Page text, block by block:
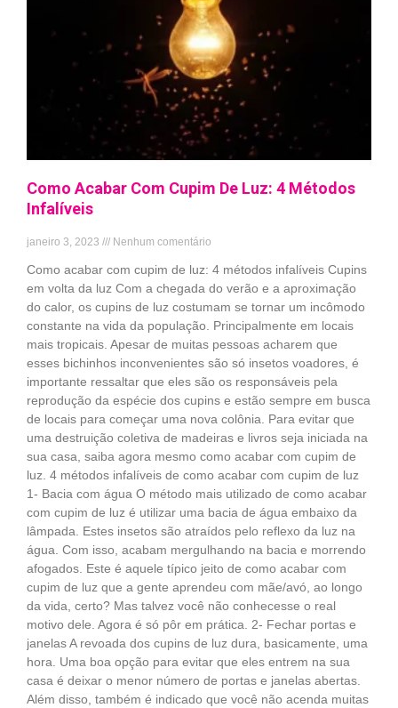
Como Acabar Com Cupim De Luz: 4 Métodos
Infalíveis
janeiro 3, 2023 Nenhum comentário
Como acabar com cupim de luz: 4 métodos infalíveis Cupins
em volta da luz Com a chegada do verão e a aproximação
do calor, os cupins de luz costumam se tornar um incômodo
constante na vida da população. Principalmente em locais
mais tropicais. Apesar de muitas pessoas acharem que
esses bichinhos inconvenientes são só insetos voadores, é
importante ressaltar que eles são os responsáveis pela
reprodução da espécie dos cupins e estão sempre em busca
de locais para começar uma nova colônia. Para evitar que
uma destruição coletiva de madeiras e livros seja iniciada na
sua casa, saiba agora mesmo como acabar com cupim de
luz. 4 métodos infalíveis de como acabar com cupim de luz
1- Bacia com água O método mais utilizado de como acabar
com cupim de luz é utilizar uma bacia de água embaixo da
lâmpada. Estes insetos são atraídos pelo reflexo da luz na
água. Com isso, acabam mergulhando na bacia e morrendo
afogados. Este é aquele típico jeito de como acabar com
cupim de luz que a gente aprendeu com mãe/avó, ao longo
da vida, certo? Mas talvez você não conhecesse o real
motivo dele. Agora é só pôr em prática. 2- Fechar portas e
janelas A revoada dos cupins de luz dura, basicamente, uma
hora. Uma boa opção para evitar que eles entrem na sua
casa é deixar o menor número de portas e janelas abertas.
Além disso, também é indicado que você não acenda muitas